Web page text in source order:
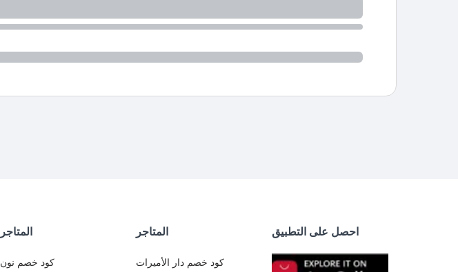
المتاجر
كود خصم نون
المتاجر
كود خصم دار الأميرات
احصل على التطبيق